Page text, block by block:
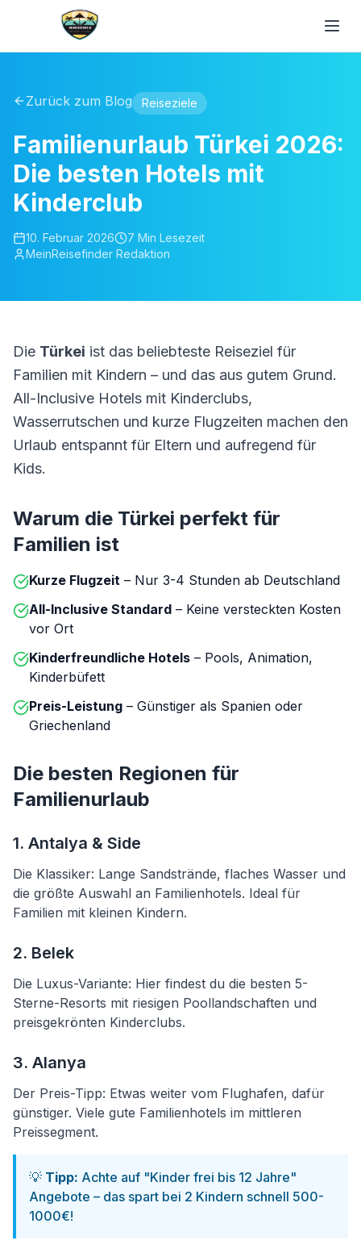
Zurück zum Blog Reiseziele
Familienurlaub Türkei 2026:
Die besten Hotels mit
Kinderclub
10. Februar 2026 7 Min Lesezeit
MeinReisefinder Redaktion
Die Türkei ist das beliebteste Reiseziel für
Familien mit Kindern – und das aus gutem Grund.
All-Inclusive Hotels mit Kinderclubs,
Wasserrutschen und kurze Flugzeiten machen den
Urlaub entspannt für Eltern und aufregend für
Kids.
Warum die Türkei perfekt für
Familien ist
Kurze Flugzeit – Nur 3-4 Stunden ab Deutschland
All-Inclusive Standard – Keine versteckten Kosten
vor Ort
Kinderfreundliche Hotels – Pools, Animation,
Kinderbüfett
Preis-Leistung – Günstiger als Spanien oder
Griechenland
Die besten Regionen für
Familienurlaub
1. Antalya & Side
Die Klassiker: Lange Sandstrände, flaches Wasser und
die größte Auswahl an Familienhotels. Ideal für
Familien mit kleinen Kindern.
2. Belek
Die Luxus-Variante: Hier findest du die besten 5-
Sterne-Resorts mit riesigen Poollandschaften und
preisgekrönten Kinderclubs.
3. Alanya
Der Preis-Tipp: Etwas weiter vom Flughafen, dafür
günstiger. Viele gute Familienhotels im mittleren
Preissegment.
💡 Tipp: Achte auf "Kinder frei bis 12 Jahre"
Angebote – das spart bei 2 Kindern schnell 500-
1000€!